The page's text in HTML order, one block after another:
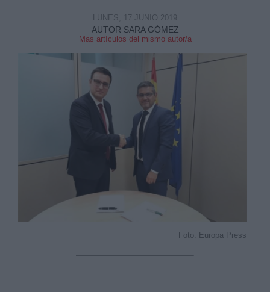
AUTOR SARA GÓMEZ
Mas artículos del mismo autor/a
LUNES, 17 JUNIO 2019
Foto: Europa Press